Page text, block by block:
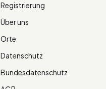
Registrierung
Über uns
Orte
Datenschutz
Bundesdatenschutz